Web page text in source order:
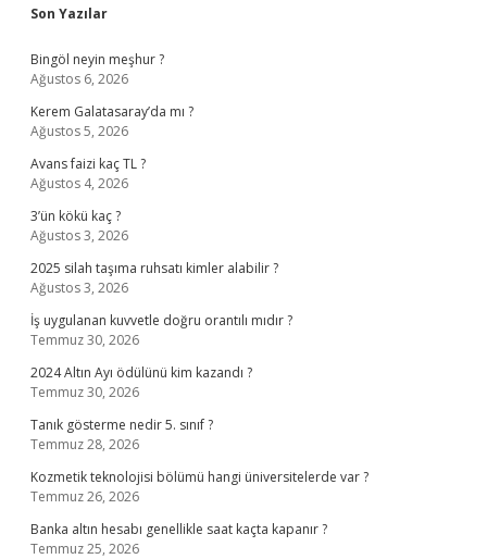
Sidebar
Son Yazılar
Bingöl neyin meşhur ?
Ağustos 6, 2026
Kerem Galatasaray’da mı ?
Ağustos 5, 2026
Avans faizi kaç TL ?
Ağustos 4, 2026
3’ün kökü kaç ?
Ağustos 3, 2026
2025 silah taşıma ruhsatı kimler alabilir ?
Ağustos 3, 2026
İş uygulanan kuvvetle doğru orantılı mıdır ?
Temmuz 30, 2026
2024 Altın Ayı ödülünü kim kazandı ?
Temmuz 30, 2026
Tanık gösterme nedir 5. sınıf ?
Temmuz 28, 2026
Kozmetik teknolojisi bölümü hangi üniversitelerde var ?
Temmuz 26, 2026
Banka altın hesabı genellikle saat kaçta kapanır ?
Temmuz 25, 2026